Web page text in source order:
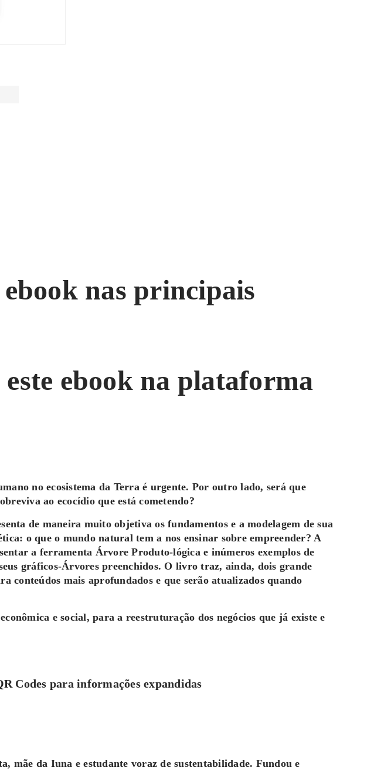
nas principais
ebook na plataforma
no ecosistema da Terra é urgente. Por outro lado, será que
ao ecocídio que está cometendo?
de maneira muito objetiva os fundamentos e a modelagem de sua
o que o mundo natural tem a nos ensinar sobre empreender? A
a ferramenta Árvore Produto-lógica e inúmeros exemplos de
gráficos-Árvores preenchidos. O livro traz, ainda, dois grande
conteúdos mais aprofundados e que serão atualizados quando
e social, para a reestruturação dos negócios que já existe e
Codes para informações expandidas
da Iuna e estudante voraz de sustentabilidade. Fundou e